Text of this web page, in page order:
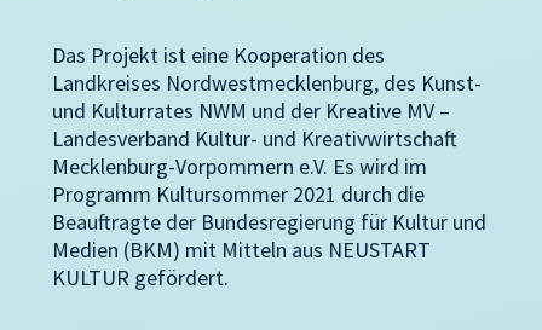
Das Projekt ist eine Kooperation des
Landkreises Nordwestmecklenburg, des Kunst-
und Kulturrates NWM und der Kreative MV –
Landesverband Kultur- und Kreativwirtschaft
Mecklenburg-Vorpommern e.V. Es wird im
Programm Kultursommer 2021 durch die
Beauftragte der Bundesregierung für Kultur und
Medien (BKM) mit Mitteln aus NEUSTART
KULTUR gefördert.